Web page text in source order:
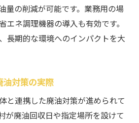
量の削減が可能です。業務用の場
エネ調理機器の導入も有効です。
長期的な環境へのインパクトを大
油対策の実際
と連携した廃油対策が進められて
が廃油回収日や指定場所を設けて